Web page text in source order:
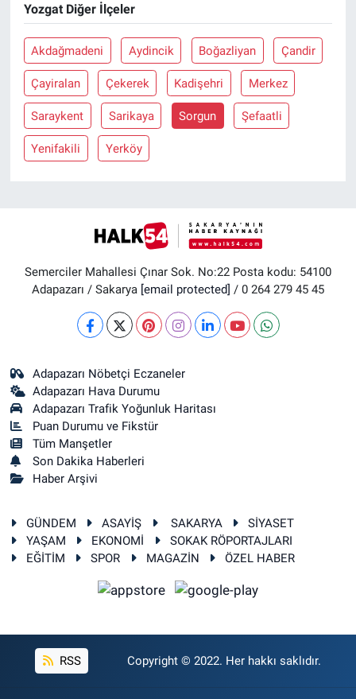
Yozgat Diğer İlçeler
Akdağmadeni Aydincik Boğazliyan Çandir
Çayiralan Çekerek Kadişehri Merkez
Saraykent Sarikaya Sorgun Şefaatli
Yenifakili Yerköy
Semerciler Mahallesi Çınar Sok. No:22 Posta kodu: 54100
Adapazarı / Sakarya [email protected] / 0 264 279 45 45
Adapazarı Nöbetçi Eczaneler
Adapazarı Hava Durumu
Adapazarı Trafik Yoğunluk Haritası
Puan Durumu ve Fikstür
Tüm Manşetler
Son Dakika Haberleri
Haber Arşivi
GÜNDEM ASAYİŞ SAKARYA
SİYASET
YAŞAM
EKONOMİ
SOKAK RÖPORTAJLARI
EĞİTİM
SPOR MAGAZİN ÖZEL HABER
RSS Copyright © 2022. Her hakkı saklıdır.